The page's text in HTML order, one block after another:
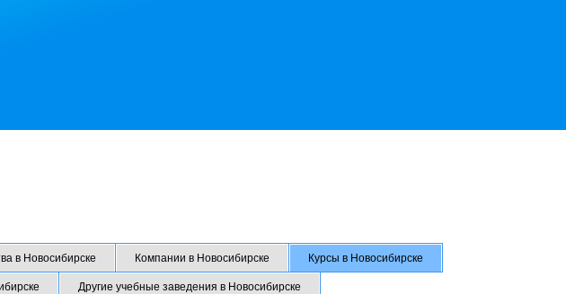
в Новосибирске Компании в Новосибирске Курсы в Новосибирске
Другие учебные заведения в Новосибирске